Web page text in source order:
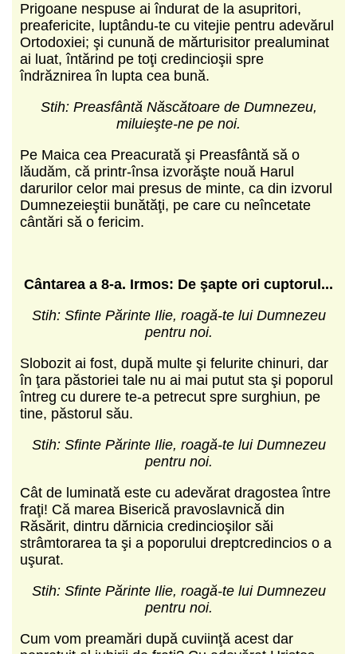
Prigoane nespuse ai îndurat de la asupritori,
preafericite, luptându-te cu vitejie pentru adevărul
Ortodoxiei; şi cunună de mărtu­risitor prealuminat
ai luat, întărind pe toţi credincioşii spre
îndrăznirea în lupta cea bună.
Stih: Preasfântă Născătoare de Dumnezeu,
miluieşte-ne pe noi.
Pe Maica cea Preacurată şi Preasfântă să o
lăudăm, că printr-însa izvorăşte nouă Harul
darurilor celor mai presus de minte, ca din izvorul
Dumne­zeieştii bunătăţi, pe care cu neîncetate
cântări să o fericim.
Cântarea a 8-a. Irmos: De şapte ori cuptorul...
Stih: Sfinte Părinte Ilie, roagă-te lui Dumnezeu
pentru noi.
Slobozit ai fost, după multe şi felurite chinuri, dar
în ţara păstoriei tale nu ai mai putut sta şi poporul
întreg cu durere te-a petrecut spre surghiun, pe
tine, păstorul său.
Stih: Sfinte Părinte Ilie, roagă-te lui Dumnezeu
pentru noi.
Cât de luminată este cu adevărat dragostea între
fraţi! Că marea Biserică pravoslavnică din
Răsărit, dintru dărnicia credin­cioşilor săi
strâmtorarea ta şi a poporului dreptcredincios o a
uşurat.
Stih: Sfinte Părinte Ilie, roagă-te lui Dumnezeu
pentru noi.
Cum vom preamări după cuviinţă acest dar